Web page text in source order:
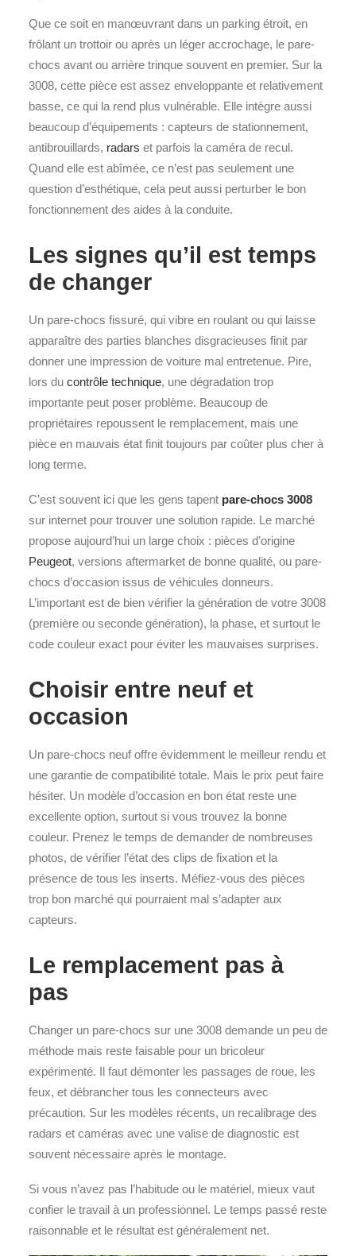
Que ce soit en manœuvrant dans un parking étroit, en
frôlant un trottoir ou après un léger accrochage, le pare-
chocs avant ou arrière trinque souvent en premier. Sur la
3008, cette pièce est assez enveloppante et relativement
basse, ce qui la rend plus vulnérable. Elle intègre aussi
beaucoup d’équipements : capteurs de stationnement,
antibrouillards, radars et parfois la caméra de recul.
Quand elle est abîmée, ce n’est pas seulement une
question d’esthétique, cela peut aussi perturber le bon
fonctionnement des aides à la conduite.
Les signes qu’il est temps
de changer
Un pare-chocs fissuré, qui vibre en roulant ou qui laisse
apparaître des parties blanches disgracieuses finit par
donner une impression de voiture mal entretenue. Pire,
lors du contrôle technique, une dégradation trop
importante peut poser problème. Beaucoup de
propriétaires repoussent le remplacement, mais une
pièce en mauvais état finit toujours par coûter plus cher à
long terme.
C’est souvent ici que les gens tapent pare-chocs 3008
sur internet pour trouver une solution rapide. Le marché
propose aujourd’hui un large choix : pièces d’origine
Peugeot, versions aftermarket de bonne qualité, ou pare-
chocs d’occasion issus de véhicules donneurs.
L’important est de bien vérifier la génération de votre 3008
(première ou seconde génération), la phase, et surtout le
code couleur exact pour éviter les mauvaises surprises.
Choisir entre neuf et
occasion
Un pare-chocs neuf offre évidemment le meilleur rendu et
une garantie de compatibilité totale. Mais le prix peut faire
hésiter. Un modèle d’occasion en bon état reste une
excellente option, surtout si vous trouvez la bonne
couleur. Prenez le temps de demander de nombreuses
photos, de vérifier l’état des clips de fixation et la
présence de tous les inserts. Méfiez-vous des pièces
trop bon marché qui pourraient mal s’adapter aux
capteurs.
Le remplacement pas à
pas
Changer un pare-chocs sur une 3008 demande un peu de
méthode mais reste faisable pour un bricoleur
expérimenté. Il faut démonter les passages de roue, les
feux, et débrancher tous les connecteurs avec
précaution. Sur les modèles récents, un recalibrage des
radars et caméras avec une valise de diagnostic est
souvent nécessaire après le montage.
Si vous n’avez pas l’habitude ou le matériel, mieux vaut
confier le travail à un professionnel. Le temps passé reste
raisonnable et le résultat est généralement net.